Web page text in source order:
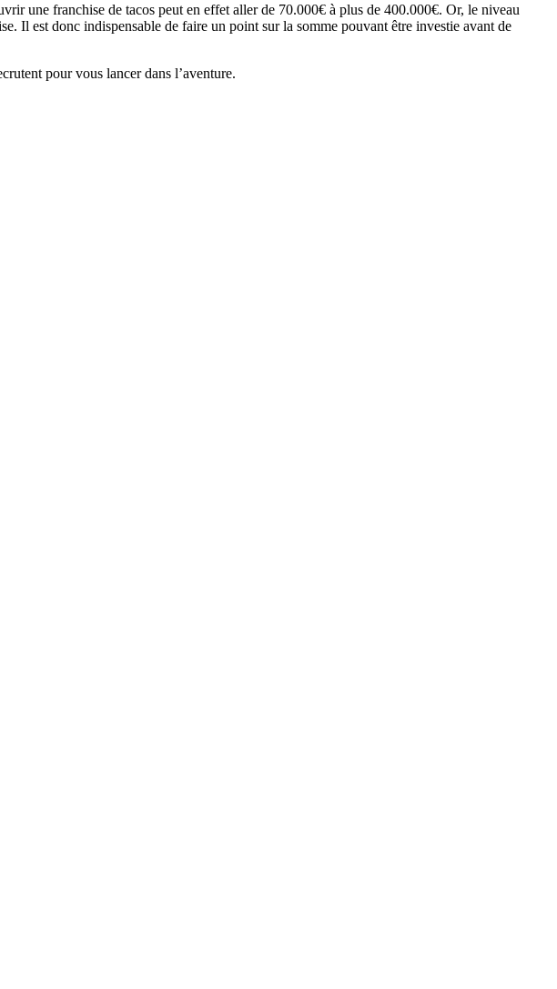
une franchise de tacos peut en effet aller de 70.000€ à plus de 400.000€. Or, le niveau
Il est donc indispensable de faire un point sur la somme pouvant être investie avant de
pour vous lancer dans l’aventure.